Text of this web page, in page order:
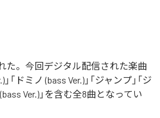
た。今回デジタル配信された楽曲
「ドミノ (bass Ver.)」「ジャンプ」「ジ
(bass Ver.)」を含む全8曲となってい